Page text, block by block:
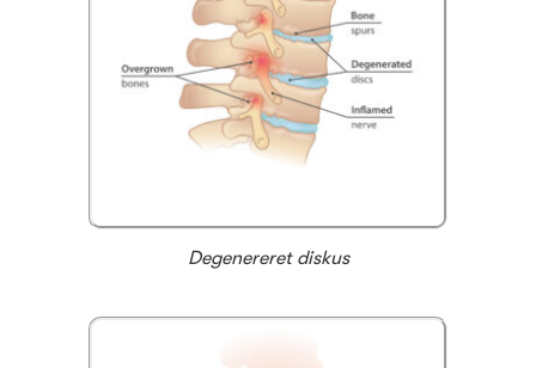
Degenereret diskus